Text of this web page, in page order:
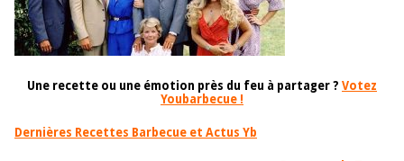
Une recette ou une émotion près du feu à partager ? Votez
Youbarbecue !
Dernières Recettes Barbecue et Actus Yb